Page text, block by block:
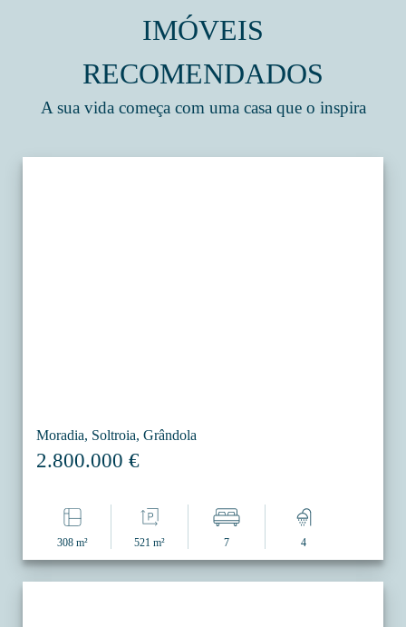
IMÓVEIS
RECOMENDADOS
A sua vida começa com uma casa que o inspira
Moradia, Soltroia, Grândola
2.800.000 €
308 m² 521 m² 7 4